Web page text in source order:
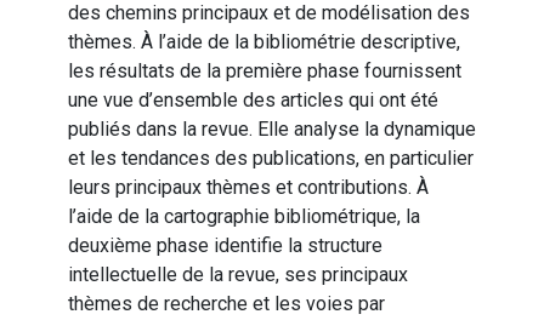
des chemins principaux et de modélisation des
thèmes. À l’aide de la bibliométrie descriptive,
les résultats de la première phase fournissent
une vue d’ensemble des articles qui ont été
publiés dans la revue. Elle analyse la dynamique
et les tendances des publications, en particulier
leurs principaux thèmes et contributions. À
l’aide de la cartographie bibliométrique, la
deuxième phase identifie la structure
intellectuelle de la revue, ses principaux
thèmes de recherche et les voies par